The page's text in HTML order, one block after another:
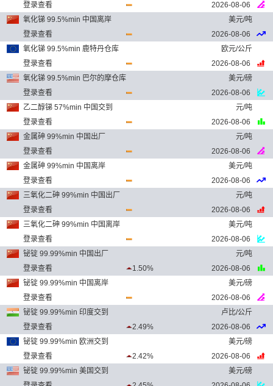
登录查看
2026-08-06
氧化锑 99.5%min 中国离岸
美元/吨
登录查看
2026-08-06
氧化锑 99.5%min 鹿特丹仓库
欧元/公斤
登录查看
2026-08-06
氧化锑 99.5%min 巴尔的摩仓库
美元/磅
登录查看
2026-08-06
乙二醇锑 57%min 中国交到
元/吨
登录查看
2026-08-06
金属砷 99%min 中国出厂
元/吨
登录查看
2026-08-06
金属砷 99%min 中国离岸
美元/吨
登录查看
2026-08-06
三氧化二砷 99%min 中国出厂
元/吨
登录查看
2026-08-06
三氧化二砷 99%min 中国离岸
美元/吨
登录查看
2026-08-06
铋锭 99.99%min 中国出厂
元/吨
登录查看
1.50%
2026-08-06
铋锭 99.99%min 中国离岸
美元/磅
登录查看
2026-08-06
铋锭 99.99%min 印度交到
卢比/公斤
登录查看
2.49%
2026-08-06
铋锭 99.99%min 欧洲交到
美元/磅
登录查看
2.42%
2026-08-06
铋锭 99.99%min 美国交到
美元/磅